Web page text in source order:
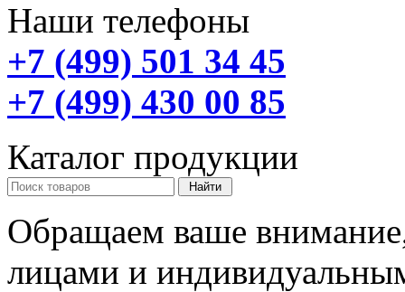
Наши телефоны
+7 (499) 501 34 45
+7 (499) 430 00 85
Каталог продукции
Обращаем ваше
лицами и